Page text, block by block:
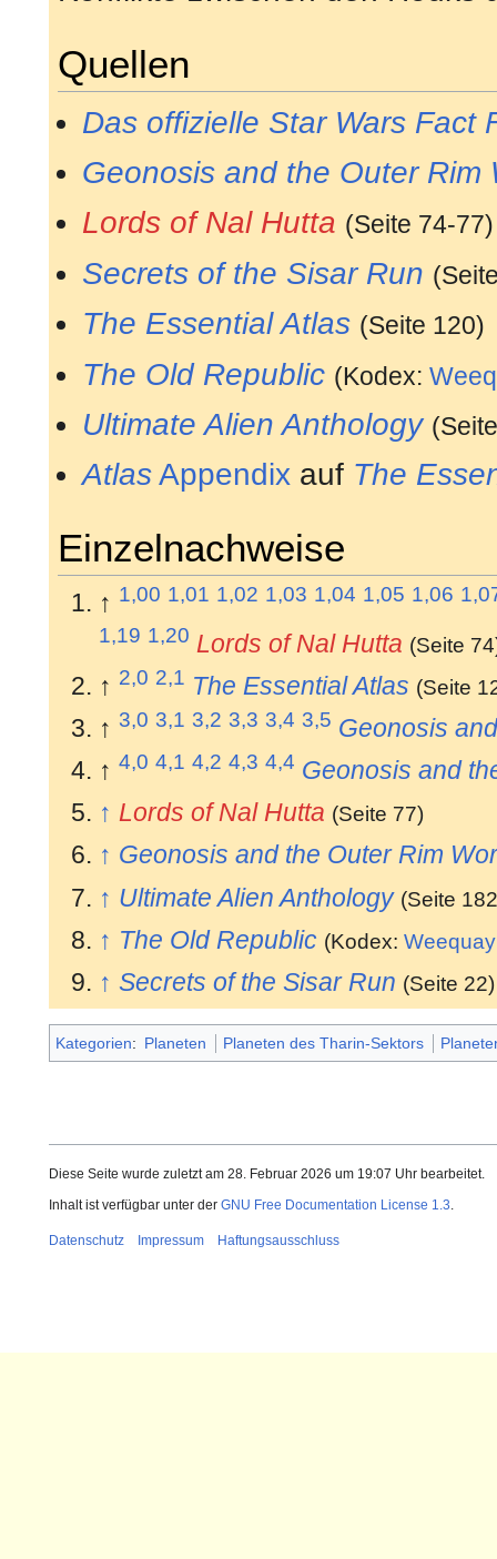
Quellen
Das offizielle Star Wars Fact
Geonosis and the Outer Rim
Lords of Nal Hutta (Seite 74-77)
Secrets of the Sisar Run
The Essential Atlas (Seite 120)
The Old Republic (Kodex:
Ultimate Alien Anthology
AtlasAppendix auf The
Einzelnachweise
↑ 1,00 1,01 1,02 1,03 1,04 1,05 1,06
1,19 1,20 Lords of Nal Hutta (Seite
↑ 2,0 2,1 The Essential Atlas (Seite
↑3,0 3,1 3,2 3,3 3,4 3,5 Geonosis
↑4,0 4,1 4,2 4,3 4,4 Geonosis and
↑ Lords of Nal Hutta (Seite 77)
↑ Geonosis and the Outer Rim
↑ Ultimate Alien Anthology (Seite
↑ The Old Republic (Kodex:Weequay
↑ Secrets of the Sisar Run (Seite 22)
Kategorien: Planeten Planeten des Tharin-Sektors
Diese Seite wurde zuletzt am 28. Februar 2026 um 19:07 Uhr bearbeitet.
Inhalt ist verfügbar unter der GNU Free Documentation License 1.3.
Datenschutz Impressum Haftungsausschluss